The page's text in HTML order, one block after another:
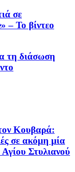
σε
– Το βίντεο
τη διάσωση
Κουβαρά:
σε ακόμη μία
Στυλιανού